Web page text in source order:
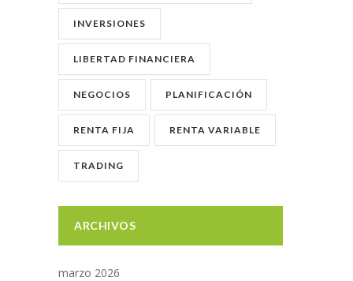
INVERSIONES
LIBERTAD FINANCIERA
NEGOCIOS PLANIFICACIÓN
RENTA FIJA RENTA VARIABLE
TRADING
ARCHIVOS
marzo 2026